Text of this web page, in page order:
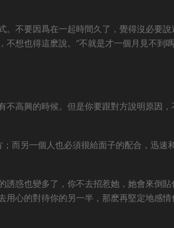
。不要因爲在一起時間久了，覺得沒必要說
想也得這麽說。“不就是才一個月見不到
不高興的時候。但是你要跟對方說明原因，
而另一個人也必須很給面子的配合，迅速
誘惑也變多了，你不去招惹她，她會來倒貼
用心的對待你的另一半，那麽再堅定地感情